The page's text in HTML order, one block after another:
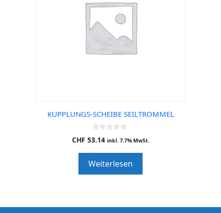
KUPPLUNGS-SCHEIBE SEILTROMMEL
0
o
o
f
5
CHF 53.14 inkl. 7.7% MwSt.
Weiterlesen